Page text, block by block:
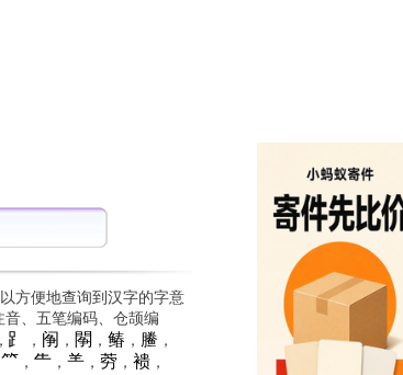
方便地查询到汉字的字意
、五笔编码、仓颉编
， ⻊ ， 䦶 ， 䦛 ， 䲠 ， 䲢 ，
⺮ ， ⺧， ⺷， 䓖， 䙌，